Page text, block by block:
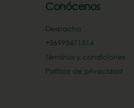
Conócenos
Despacho
+56993471514‬
Términos y condiciones
Política de privacidad